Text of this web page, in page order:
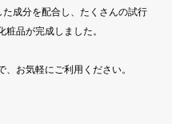
成分を配合し、たくさんの試行
品が完成しました。
お気軽にご利用ください。